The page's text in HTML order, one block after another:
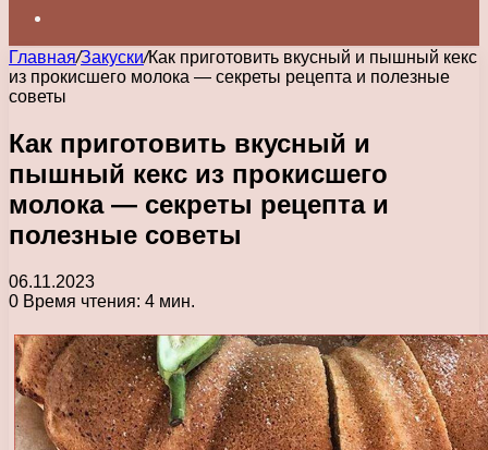
Главная/Закуски/Как приготовить вкусный и пышный кекс
из прокисшего молока — секреты рецепта и полезные
советы
Как приготовить вкусный и
пышный кекс из прокисшего
молока — секреты рецепта и
полезные советы
06.11.2023
0 Время чтения: 4 мин.